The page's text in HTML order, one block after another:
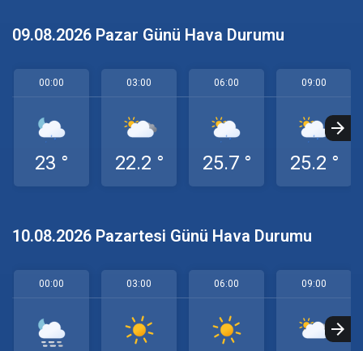
09.08.2026 Pazar Günü Hava Durumu
00:00
23 °
03:00
22.2 °
06:00
25.7 °
09:00
25.2 °
10.08.2026 Pazartesi Günü Hava Durumu
00:00 03:00 06:00 09:00